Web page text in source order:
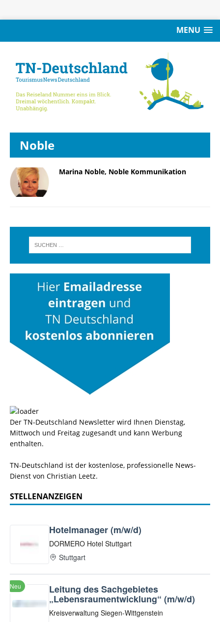
MENU
Noble
Marina Noble, Noble Kommunikation
Der TN-Deutschland Newsletter wird Ihnen Dienstag,
Mittwoch und Freitag zugesandt und kann Werbung
enthalten.
TN-Deutschland ist der kostenlose, professionelle News-
Dienst von Christian Leetz.
STELLENANZEIGEN